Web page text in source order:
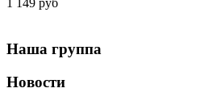
1 149 руб
Наша группа
Новости